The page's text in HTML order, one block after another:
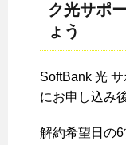
ク光サポ
ょう
SoftBank 光
にお申し込み
解約希望日の